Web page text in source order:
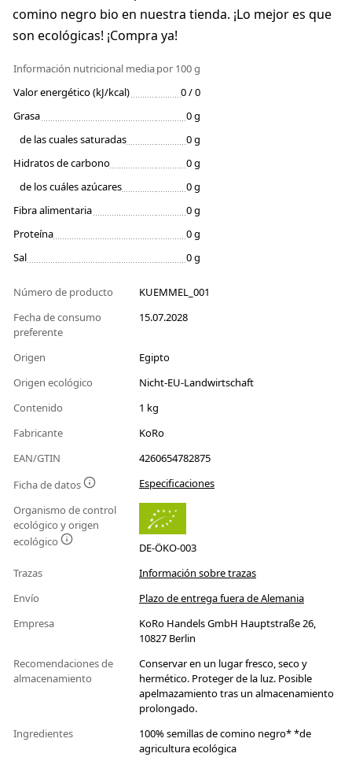
comino negro bio en nuestra tienda. ¡Lo mejor es que
son ecológicas! ¡Compra ya!
Información nutricional mediapor 100 g
Valor energético (kJ/kcal)
0 / 0
Grasa
0 g
de las cuales saturadas
0 g
Hidratos de carbono
0 g
de los cuáles azúcares
0 g
Fibra alimentaria
0 g
Proteína
0 g
Sal
0 g
Número de producto
KUEMMEL_001
Fecha de consumo
preferente
15.07.2028
Origen
Egipto
Origen ecológico
Nicht-EU-Landwirtschaft
Contenido
1 kg
Fabricante
KoRo
EAN/GTIN
4260654782875
Ficha de datos
Especificaciones
Organismo de control
ecológico y origen
ecológico
DE-ÖKO-003
Trazas
Información sobre trazas
Envío
Plazo de entrega fuera de Alemania
Empresa
KoRo Handels GmbH Hauptstraße 26,
10827 Berlin
Recomendaciones de
almacenamiento
Conservar en un lugar fresco, seco y
hermético. Proteger de la luz. Posible
apelmazamiento tras un almacenamiento
prolongado.
Ingredientes
100% semillas de comino negro* *de
agricultura ecológica